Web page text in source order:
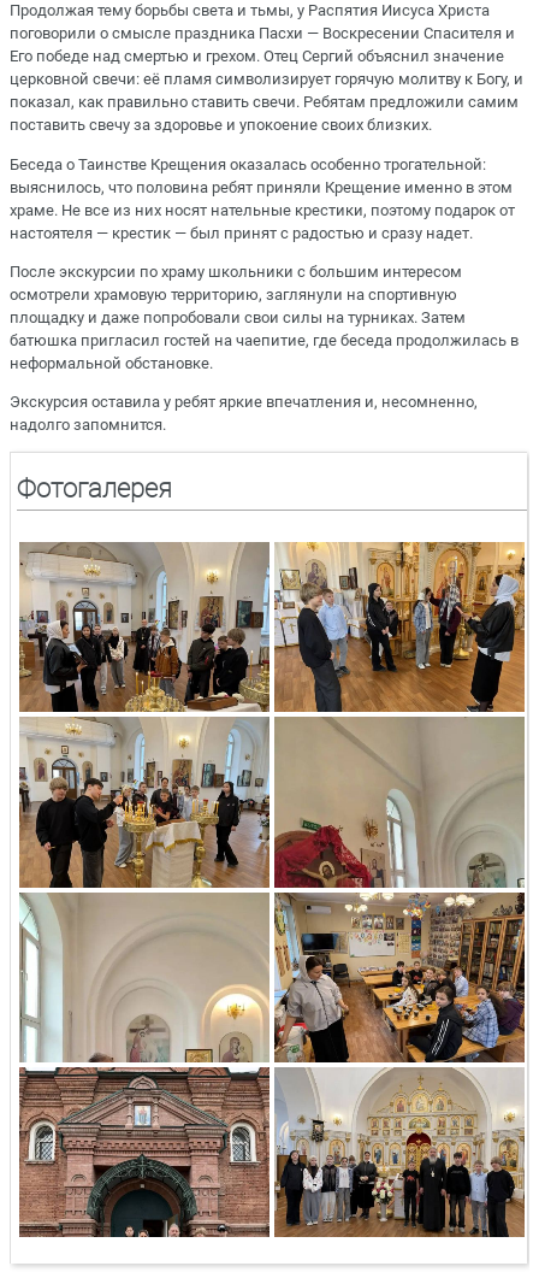
Продолжая тему борьбы света и тьмы, у Распятия Иисуса Христа
поговорили о смысле праздника Пасхи — Воскресении Спасителя и
Его победе над смертью и грехом. Отец Сергий объяснил значение
церковной свечи: её пламя символизирует горячую молитву к Богу, и
показал, как правильно ставить свечи. Ребятам предложили самим
поставить свечу за здоровье и упокоение своих близких.
Беседа о Таинстве Крещения оказалась особенно трогательной:
выяснилось, что половина ребят приняли Крещение именно в этом
храме. Не все из них носят нательные крестики, поэтому подарок от
настоятеля — крестик — был принят с радостью и сразу надет.
После экскурсии по храму школьники с большим интересом
осмотрели храмовую территорию, заглянули на спортивную
площадку и даже попробовали свои силы на турниках. Затем
батюшка пригласил гостей на чаепитие, где беседа продолжилась в
неформальной обстановке.
Экскурсия оставила у ребят яркие впечатления и, несомненно,
надолго запомнится.
Фотогалерея